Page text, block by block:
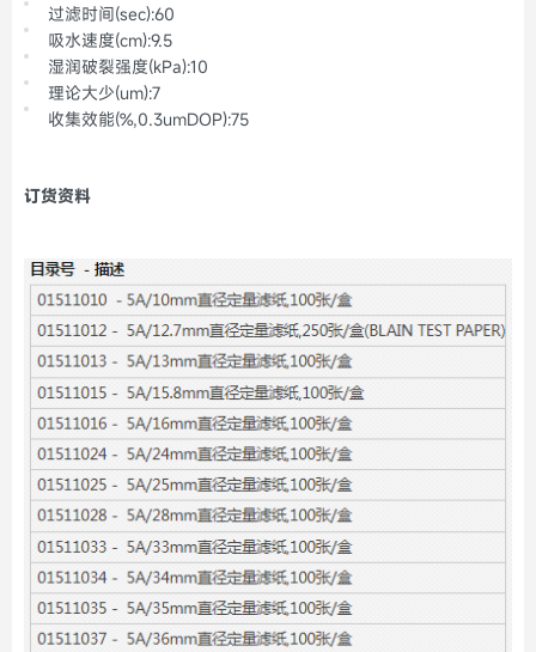
过滤时间(sec):60
吸水速度(cm):9.5
湿润破裂强度(kPa):10
理论大少(um):7
收集效能(%,0.3umDOP):75
订货资料